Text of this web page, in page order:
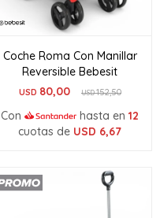
Coche Roma Con Manillar
Reversible Bebesit
USD 80,00 USD152,50
Con hasta en 12
cuotas de USD 6,67